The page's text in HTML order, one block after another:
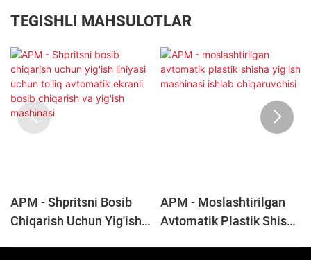
TEGISHLI MAHSULOTLAR
APM - Shpritsni Bosib
Chiqarish Uchun Yig'ish
APM - Moslashtirilgan
Avtomatik Plastik Shisha